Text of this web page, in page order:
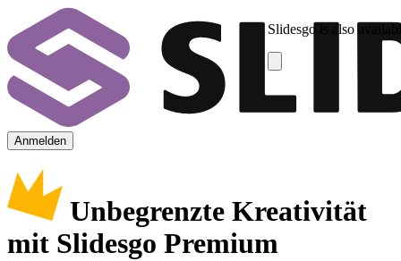
Slidesgo is also
Anmelden
Unbegrenzte Kreativität
mit Slidesgo Premium